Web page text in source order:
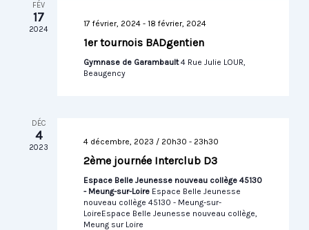
FÉV
17
2024
17 février, 2024- 18 février, 2024
1er tournois BADgentien
Gymnase de Garambault4 Rue Julie LOUR,
Beaugency
DÉC
4
2023
4 décembre, 2023 / 20h30 - 23h30
2ème journée Interclub D3
Espace Belle Jeunesse nouveau collège 45130
- Meung-sur-Loire Espace Belle Jeunesse
nouveau collège 45130 - Meung-sur-
LoireEspace Belle Jeunesse nouveau collège,
Meung sur Loire